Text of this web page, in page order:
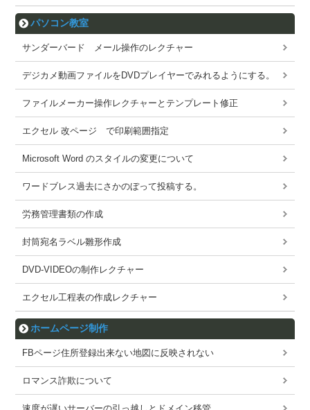
パソコン教室
サンダーバード メール操作のレクチャー
デジカメ動画ファイルをDVDプレイヤーでみれるようにする。
ファイルメーカー操作レクチャーとテンプレート修正
エクセル 改ページ で印刷範囲指定
Microsoft Word のスタイルの変更について
ワードブレス過去にさかのぼって投稿する。
労務管理書類の作成
封筒宛名ラベル雛形作成
DVD-VIDEOの制作レクチャー
エクセル工程表の作成レクチャー
ホームページ制作
FBページ住所登録出来ない地図に反映されない
ロマンス詐欺について